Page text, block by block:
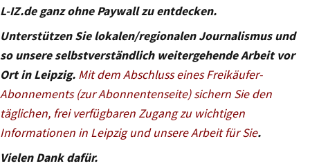
L-IZ.de ganz ohne Paywall zu entdecken.
Unterstützen Sie lokalen/regionalen Journalismus und
so unsere selbstverständlich weitergehende Arbeit vor
Ort in Leipzig. Mit dem Abschluss eines Freikäufer-
Abonnements (zur Abonnentenseite) sichern Sie den
täglichen, frei verfügbaren Zugang zu wichtigen
Informationen in Leipzig und unsere Arbeit für Sie.
Vielen Dank dafür.